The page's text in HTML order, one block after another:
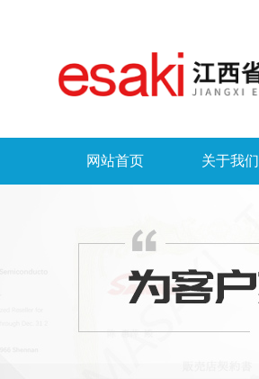
网站首页 关于我们